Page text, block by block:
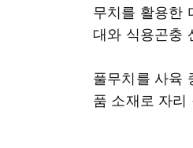
무치를 활용한
대와 식용곤충
풀무치를 사육
품 소재로 자리